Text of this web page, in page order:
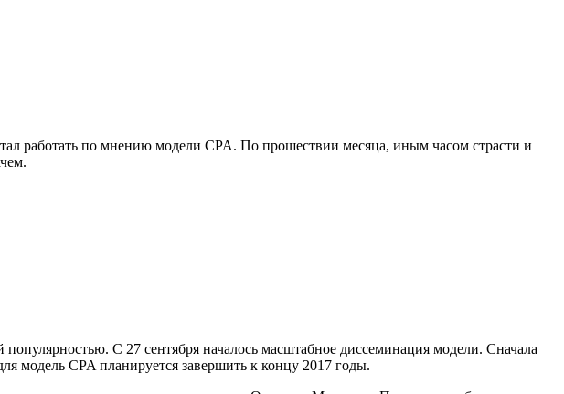
работать по мнению модели CPA. По прошествии месяца, иным часом страсти и
С 27 сентября началось масштабное диссеминация модели. Сначала
модель CPA планируется завершить к концу 2017 годы.